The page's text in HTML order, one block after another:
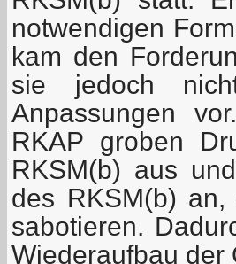
notwendigen
kam den
sie jedoch
Anpassungen
RKAP groben
RKSM(b) aus
des RKSM(b)
sabotieren.
Wiederaufbau der